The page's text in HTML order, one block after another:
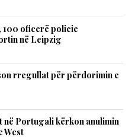
100 oficerë policie
në Leipzig
rregullat për përdorimin e
në Portugali kërkon anulimin
West